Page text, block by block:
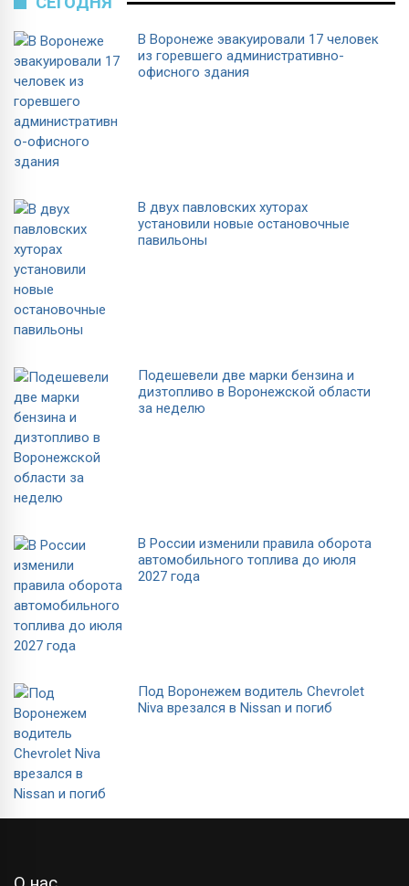
В Воронеже эвакуировали 17 человек
из горевшего административно-
офисного здания
В двух павловских хуторах
установили новые остановочные
павильоны
Подешевели две марки бензина и
дизтопливо в Воронежской области
за неделю
В России изменили правила оборота
автомобильного топлива до июля
2027 года
Под Воронежем водитель Chevrolet
Niva врезался в Nissan и погиб